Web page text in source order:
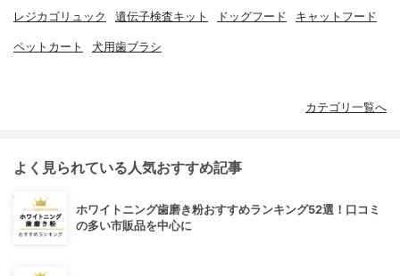
レジカゴリュック 遺伝子検査キット ドッグフード キャットフード
ペットカート 犬用歯ブラシ
カテゴリ一覧へ
よく見られている人気おすすめ記事
ホワイトニング歯磨き粉おすすめランキング52選！口コミ
の多い市販品を中心に